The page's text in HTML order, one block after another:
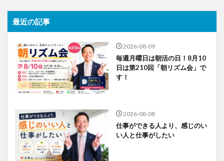
最近の記事
2026-08-09
毎週月曜日は朝活の日！8月10
日は第210回「朝リズム会」で
す！
2026-08-08
仕事ができる人より、感じのい
い人と仕事がしたい